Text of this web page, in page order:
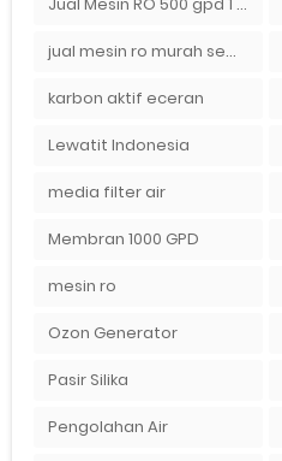
Jual Mesin RO 500 gpd 1 Membran
jual mesin ro murah semarang
karbon aktif eceran
Lewatit Indonesia
media filter air
Membran 1000 GPD
mesin ro
Ozon Generator
Pasir Silika
Pengolahan Air